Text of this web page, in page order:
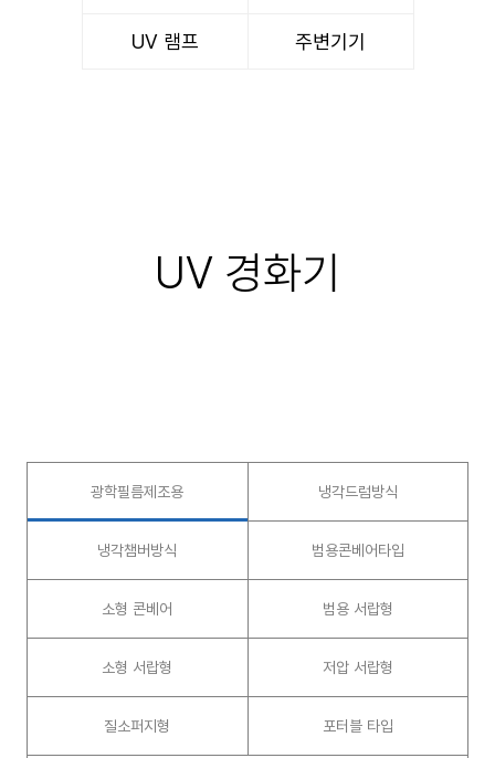
UV 램프 주변기기
UV 경화기
광학필름제조용 냉각드럼방식
냉각챔버방식 범용콘베어타입
소형 콘베어 범용 서랍형
소형 서랍형 저압 서랍형
질소퍼지형 포터블 타입